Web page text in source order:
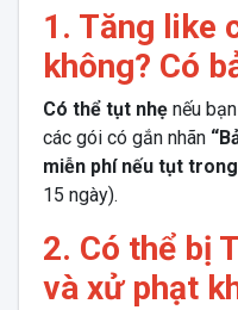
1. Tăng like
không? Có
Có thể tụt nhẹnếu bạn
các gói có gắn nhãn
miễn phí nếu tụt
15 ngày).
2. Có thể bị
và xử phạt